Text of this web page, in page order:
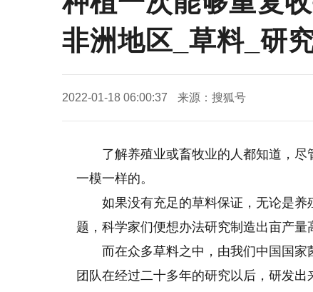
非洲地区_草料_研
2022-01-18 06:00:37 来源：搜狐号
了解养殖业或畜牧业的人都知道，
一模一样的。
如果没有充足的草料保证，无论是
题，科学家们便想办法研究制造出亩产量
而在众多草料之中，由我们中国国
团队在经过二十多年的研究以后，研发